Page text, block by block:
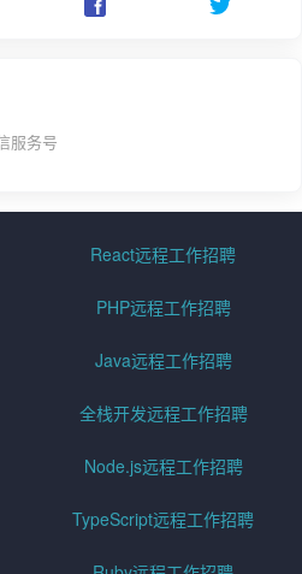
服务号
React远程工作招聘
PHP远程工作招聘
Java远程工作招聘
全栈开发远程工作招聘
Node.js远程工作招聘
TypeScript远程工作招聘